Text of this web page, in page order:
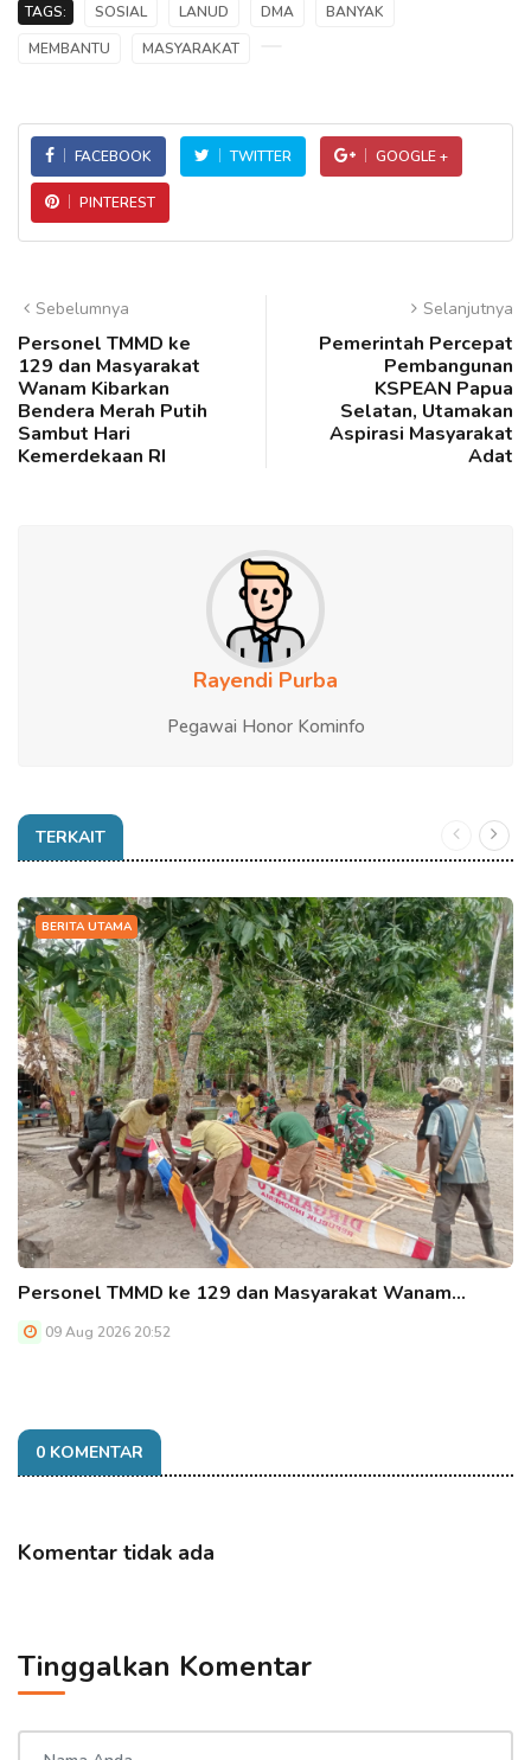
TAGS: SOSIAL LANUD DMA
BANYAK
MEMBANTU
MASYARAKAT
FACEBOOK TWITTER GOOGLE +
PINTEREST
Sebelumnya
Personel TMMD ke
129 dan Masyarakat
Wanam Kibarkan
Bendera Merah Putih
Sambut Hari
Kemerdekaan RI
Selanjutnya
Pemerintah Percepat
Pembangunan
KSPEAN Papua
Selatan, Utamakan
Aspirasi Masyarakat
Adat
Rayendi Purba
Pegawai Honor Kominfo
TERKAIT
BERITA UTAMA
Personel TMMD ke 129 dan Masyarakat Wanam…
09 Aug 2026 20:52
0 KOMENTAR
Komentar tidak ada
Tinggalkan Komentar